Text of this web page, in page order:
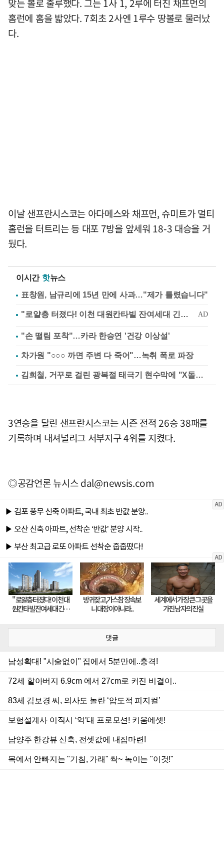
맞는 볼로 출루했다. 그는 1사 1, 2루에 터진 채프먼의
홈런에 홈을 밟았다. 7회초 2사엔 1루수 땅볼로 물러났
다.
이날 샌프란시스코는 아다메스와 채프먼, 슈미트가 멀티
홈런을 터트리는 등 대포 7방을 앞세워 18-3 대승을 거
뒀다.
이시간 핫뉴스
표창원, 남규리에 15년 만에 사과…"제가 틀렸습니다"
"손 떨림 포착"…카라 한승연 '건강 이상설'
차가원 "○○○ 까면 주변 다 죽어"…녹취 폭로 파장
김희철, 거꾸로 걸린 광복절 태극기 현수막에 "X돌았네"
3연승을 달린 샌프란시스코는 시즌 전적 26승 38패를
기록하며 내셔널리그 서부지구 4위를 지켰다.
◎공감언론 뉴시스dal@newsis.com
댓글